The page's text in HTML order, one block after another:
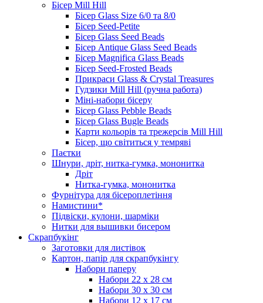
Бісер Mill Hill
Бісер Glass Size 6/0 та 8/0
Бісер Seed-Petite
Бісер Glass Seed Beads
Бісер Antique Glass Seed Beads
Бісер Magnifica Glass Beads
Бісер Seed-Frosted Beads
Прикраси Glass & Crystal Treasures
Гудзики Mill Hill (ручна работа)
Міні-набори бісеру
Бісер Glass Pebble Beads
Бісер Glass Bugle Beads
Карти кольорів та трежерсів Mill Hill
Бісер, що світиться у темряві
Паєтки
Шнури, дріт, нитка-гумка, мононитка
Дріт
Нитка-гумка, мононитка
Фурнітура для бісероплетіння
Намистини*
Підвіски, кулони, шарміки
Нитки для вышивки бисером
Скрапбукінг
Заготовки для листівок
Картон, папір для скрапбукінгу
Набори паперу
Набори 22 х 28 см
Набори 30 х 30 см
Набори 12 х 17 см